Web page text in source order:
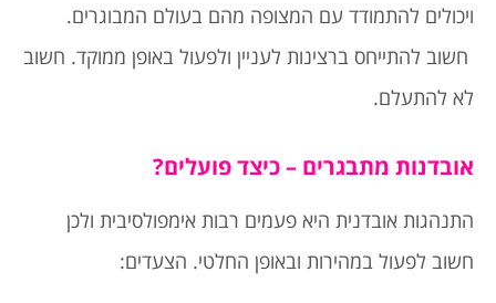
ויכולים להתמודד עם המצופה מהם בעולם המבוגרים.
חשוב להתייחס ברצינות לעניין ולפעול באופן ממוקד. חשוב
לא להתעלם.
אובדנות מתבגרים – כיצד פועלים?
התנהגות אובדנית היא פעמים רבות אימפולסיבית ולכן
חשוב לפעול במהירות ובאופן החלטי. הצעדים: